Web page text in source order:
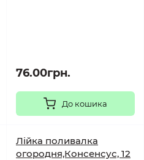
76.00грн.
До кошика
Лійка поливалка
огородня,Консенсус, 12